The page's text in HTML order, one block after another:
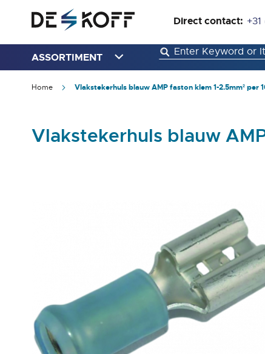
Direct contact:
ASSORTIMENT
Home Vlakstekerhuls blauw AMP faston klem 1-2.5mm² per
Vlakstekerhuls blauw